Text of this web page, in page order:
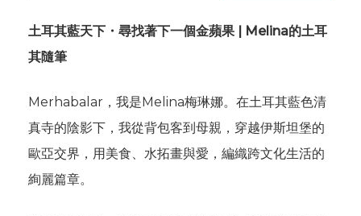
土耳其藍天下・尋找著下一個金蘋果 | Melina的土耳
其隨筆
Merhabalar，我是Melina梅琳娜。在土耳其藍色清
真寺的陰影下，我從背包客到母親，穿越伊斯坦堡的
歐亞交界，用美食、水拓畫與愛，編織跨文化生活的
絢麗篇章。